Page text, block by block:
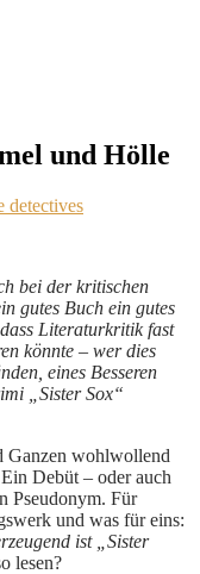
und Hölle
detectives
bei der kritischen
gutes Buch ein gutes
Literaturkritik fast
könnte – wer dies
eines Besseren
„Sister Sox“
Ganzen wohlwollend
Debüt – oder auch
Pseudonym. Für
und was für eins:
ist „Sister
lesen?